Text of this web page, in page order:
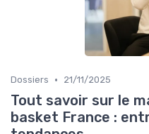
Dossiers • 21/11/2025
Tout savoir sur le
basket France :